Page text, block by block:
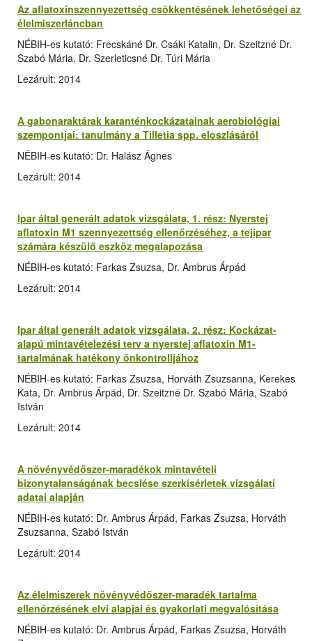
Az aflatoxinszennyezettség csökkentésének lehetőségei az
élelmiszerláncban
NÉBIH-es kutató: Frecskáné Dr. Csáki Katalin, Dr. Szeitzné Dr.
Szabó Mária, Dr. Szerleticsné Dr. Túri Mária
Lezárult: 2014
A gabonaraktárak karanténkockázatainak aerobiológiai
szempontjai: tanulmány a Tilletia spp. eloszlásáról
NÉBIH-es kutató: Dr. Halász Ágnes
Lezárult: 2014
Ipar által generált adatok vizsgálata, 1. rész: Nyerstej
aflatoxin M1 szennyezettség ellenőrzéséhez, a tejipar
számára készülő eszköz megalapozása
NÉBIH-es kutató: Farkas Zsuzsa, Dr. Ambrus Árpád
Lezárult: 2014
Ipar által generált adatok vizsgálata, 2. rész: Kockázat-
alapú mintavételezési terv a nyerstej aflatoxin M1-
tartalmának hatékony önkontrolljához
NÉBIH-es kutató: Farkas Zsuzsa, Horváth Zsuzsanna, Kerekes
Kata, Dr. Ambrus Árpád, Dr. Szeitzné Dr. Szabó Mária, Szabó
István
Lezárult: 2014
A növényvédőszer-maradékok mintavételi
bizonytalanságának becslése szerkísérletek vizsgálati
adatai alapján
NÉBIH-es kutató: Dr. Ambrus Árpád, Farkas Zsuzsa, Horváth
Zsuzsanna, Szabó István
Lezárult: 2014
Az élelmiszerek növényvédőszer-maradék tartalma
ellenőrzésének elvi alapjai és gyakorlati megvalósítása
NÉBIH-es kutató: Dr. Ambrus Árpád, Farkas Zsuzsa, Horváth